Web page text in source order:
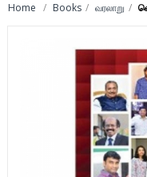
Home Books வரலாறு